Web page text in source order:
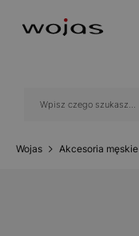
Wojas Akcesoria męskie